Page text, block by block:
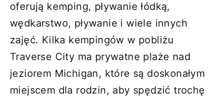
oferują kemping, pływanie łódką,
wędkarstwo, pływanie i wiele innych
zajęć. Kilka kempingów w pobliżu
Traverse City ma prywatne plaże nad
jeziorem Michigan, które są doskonałym
miejscem dla rodzin, aby spędzić trochę